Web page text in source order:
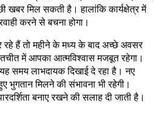
खबर मिल सकती है। हालांकि कार्यक्षेत्र में
करने से बचना होगा।
हैं तो महीने के मध्य के बाद अच्छे अवसर
में आपका आत्मविश्वास मजबूत रहेगा।
समय लाभदायक दिखाई दे रहा है। नए
मिलने की संभावना भी रहेगी।
बनाए रखने की सलाह दी जाती है।